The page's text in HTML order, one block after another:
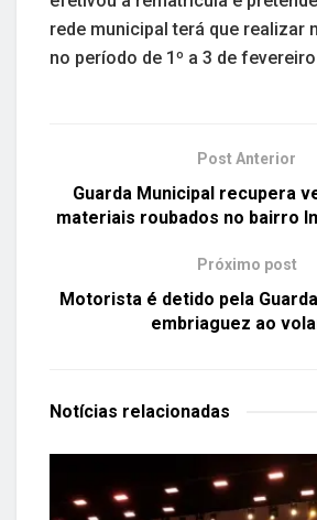
rede municipal terá que realizar
no período de 1º a 3 de
Post Anterior
Guarda Municipal recupera
materiais roubados no bairro
Próximo post
Motorista é detido pela
embriaguez ao
Notícias relacionadas